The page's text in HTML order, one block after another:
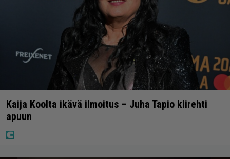
Kaija Koolta ikävä ilmoitus – Juha Tapio kiirehti
apuun